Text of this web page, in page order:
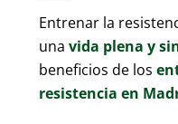
Entrenar la
una vida plena y
beneficios de los
resistencia en